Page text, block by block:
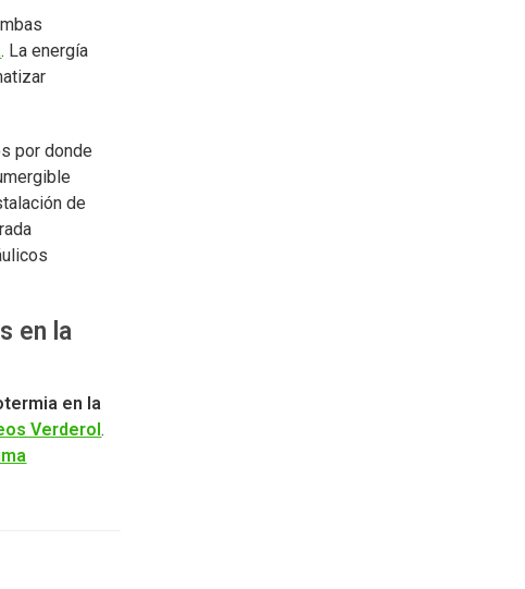
. La energía
por donde
de
en la
en la
Verderol.